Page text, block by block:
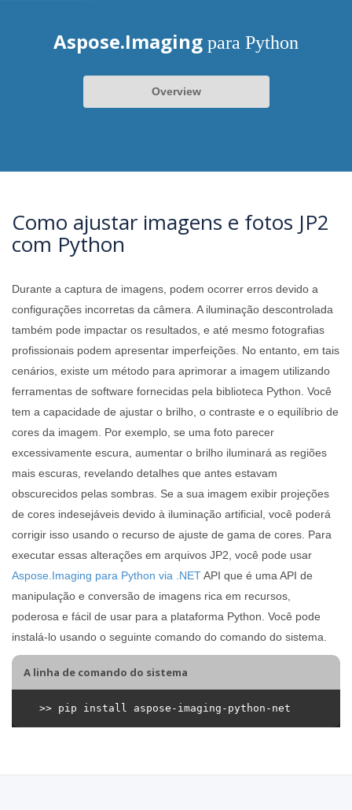
Aspose.Imaging para Python
Overview
Como ajustar imagens e fotos JP2
com Python
Durante a captura de imagens, podem ocorrer erros devido a
configurações incorretas da câmera. A iluminação descontrolada
também pode impactar os resultados, e até mesmo fotografias
profissionais podem apresentar imperfeições. No entanto, em tais
cenários, existe um método para aprimorar a imagem utilizando
ferramentas de software fornecidas pela biblioteca Python. Você
tem a capacidade de ajustar o brilho, o contraste e o equilíbrio de
cores da imagem. Por exemplo, se uma foto parecer
excessivamente escura, aumentar o brilho iluminará as regiões
mais escuras, revelando detalhes que antes estavam
obscurecidos pelas sombras. Se a sua imagem exibir projeções
de cores indesejáveis ​​devido à iluminação artificial, você poderá
corrigir isso usando o recurso de ajuste de gama de cores. Para
executar essas alterações em arquivos JP2, você pode usar
Aspose.Imaging para Python via .NETAPI que é uma API de
manipulação e conversão de imagens rica em recursos,
poderosa e fácil de usar para a plataforma Python. Você pode
instalá-lo usando o seguinte comando do comando do sistema.
A linha de comando do sistema